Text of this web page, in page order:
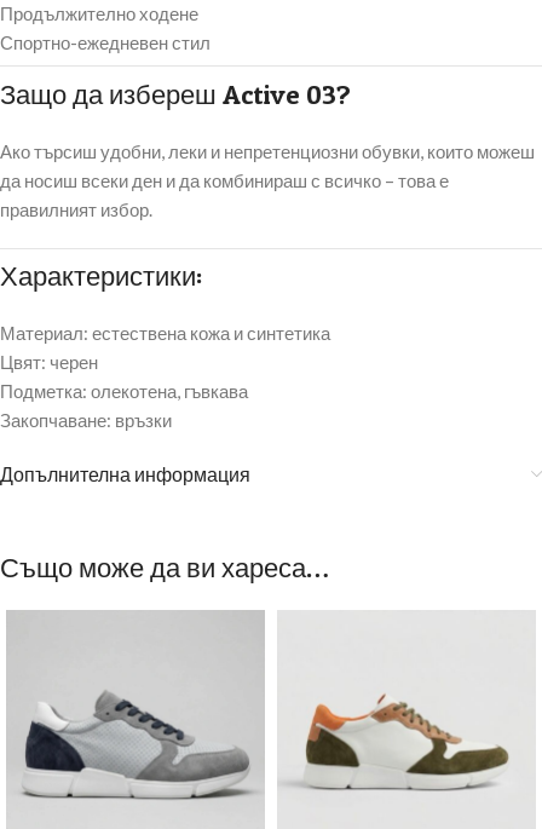
Продължително ходене
Спортно-ежедневен стил
Защо да избереш Active 03?
Ако търсиш удобни, леки и непретенциозни обувки, които можеш
да носиш всеки ден и да комбинираш с всичко – това е
правилният избор.
Характеристики:
Материал: естествена кожа и синтетика
Цвят: черен
Подметка: олекотена, гъвкава
Закопчаване: връзки
Допълнителна информация
Също може да ви хареса…